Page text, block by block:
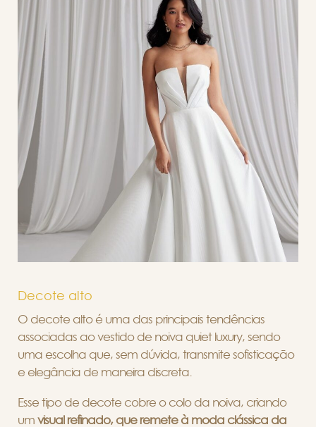
Decote alto
O decote alto é uma das principais tendências
associadas ao vestido de noiva quiet luxury, sendo
uma escolha que, sem dúvida, transmite sofisticação
e elegância de maneira discreta.
Esse tipo de decote cobre o colo da noiva, criando
um visual refinado, que remete à moda clássica da